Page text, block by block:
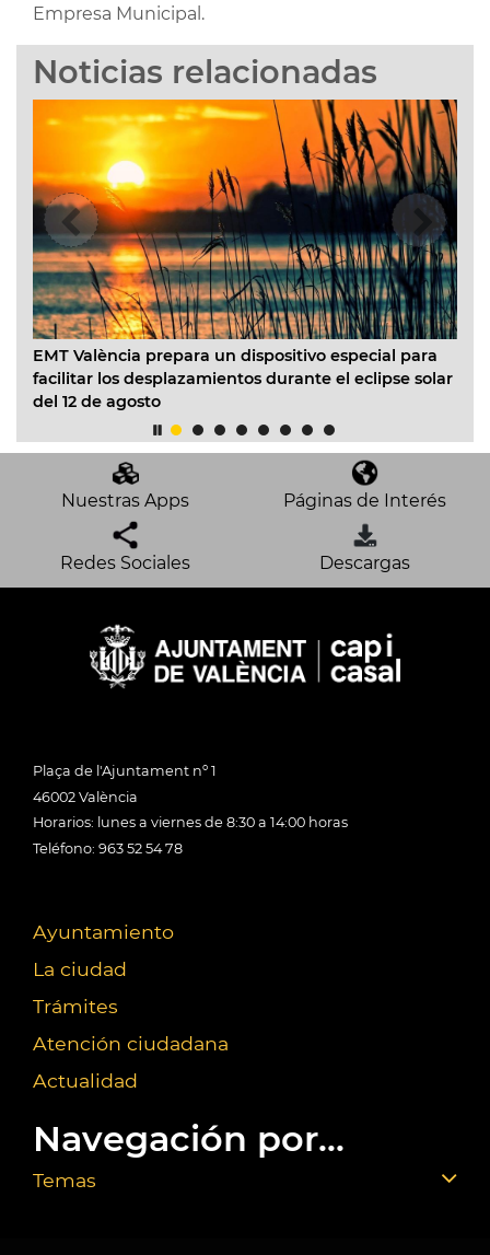
Empresa Municipal.
Noticias relacionadas
prepara un dispositivo especial para
los desplazamientos durante el eclipse solar
de agosto
València
prevenir
Nuestras Apps Páginas de Interés
Redes Sociales Descargas
Plaça de l'Ajuntament nº 1
46002 València
Horarios: lunes a viernes de 8:30 a 14:00 horas
Teléfono: 963 52 54 78
Ayuntamiento
La ciudad
Trámites
Atención ciudadana
Actualidad
Navegación por...
Temas